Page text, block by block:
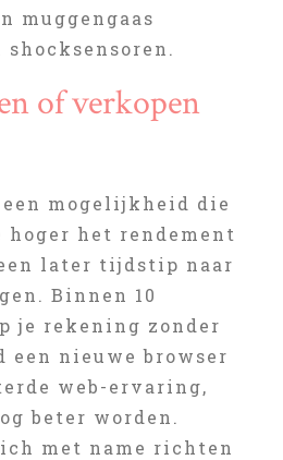
muggengaas
of verkopen
mogelijkheid die
hoger het rendement
later tijdstip naar
Binnen 10
je rekening zonder
een nieuwe browser
web-ervaring,
beter worden.
met name richten